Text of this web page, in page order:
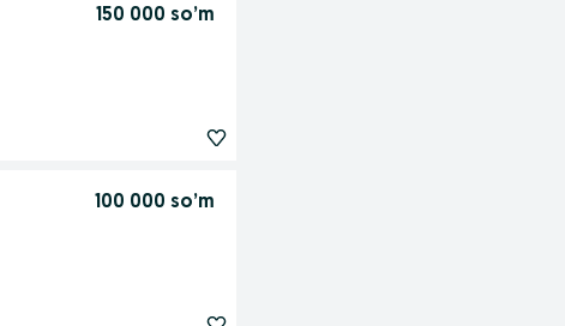
150 000 so’m
100 000 so’m